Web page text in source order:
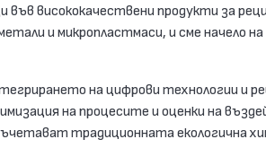
във висококачествени продукти за
и микропластмаси, и сме начело
на цифрови технологии и
на процесите и оценки на
традиционната екологична